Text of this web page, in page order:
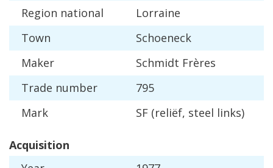
Region national
Lorraine
Town
Schoeneck
Maker
Schmidt Frères
Trade number
795
Mark
SF (reliëf, steel links)
Acquisition